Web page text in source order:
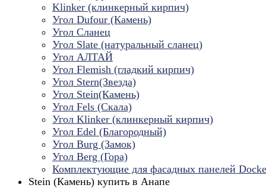
Klinker (клинкерный кирпич)
Угол Dufour (Камень)
Угол Сланец
Угол Slate (натуральный сланец)
Угол АЛТАЙ
Угол Flemish (гладкий кирпич)
Угол Stern(Звезда)
Угол Stein(Камень)
Угол Fels (Скала)
Угол Klinker (клинкерный кирпич)
Угол Edel (Благородный)
Угол Burg (Замок)
Угол Berg (Гора)
Комплектующие для фасадных панелей Docke
Stein (Камень) купить в Анапе